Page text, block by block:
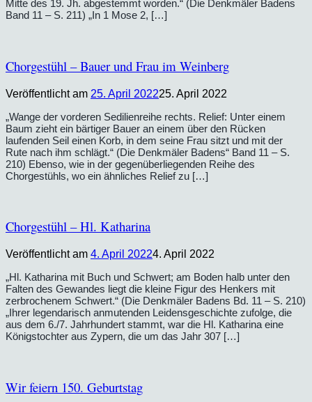
Mitte des 19. Jh. abgestemmt worden.“ (Die Denkmäler Badens
Band 11 – S. 211) „In 1 Mose 2, […]
Chorgestühl – Bauer und Frau im Weinberg
Veröffentlicht am 25. April 202225. April 2022
„Wange der vorderen Sedilienreihe rechts. Relief: Unter einem
Baum zieht ein bärtiger Bauer an einem über den Rücken
laufenden Seil einen Korb, in dem seine Frau sitzt und mit der
Rute nach ihm schlägt.“ (Die Denkmäler Badens“ Band 11 – S.
210) Ebenso, wie in der gegenüberliegenden Reihe des
Chorgestühls, wo ein ähnliches Relief zu […]
Chorgestühl – Hl. Katharina
Veröffentlicht am 4. April 20224. April 2022
„Hl. Katharina mit Buch und Schwert; am Boden halb unter den
Falten des Gewandes liegt die kleine Figur des Henkers mit
zerbrochenem Schwert.“ (Die Denkmäler Badens Bd. 11 – S. 210)
„Ihrer legendarisch anmutenden Leidensgeschichte zufolge, die
aus dem 6./7. Jahrhundert stammt, war die Hl. Katharina eine
Königstochter aus Zypern, die um das Jahr 307 […]
Wir feiern 150. Geburtstag